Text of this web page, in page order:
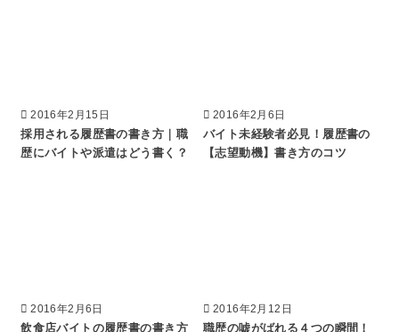
2016年2月15日
採用される履歴書の書き方｜職
歴にバイトや派遣はどう書く？
2016年2月6日
バイト未経験者必見！履歴書の
【志望動機】書き方のコツ
2016年2月6日
飲食店バイトの履歴書の書き方
2016年2月12日
職歴の嘘がばれる４つの瞬間！